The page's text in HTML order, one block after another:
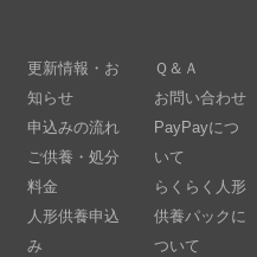
更新情報・お
知らせ
申込みの流れ
ご供養・処分
料金
人形供養申込
み
Ｑ＆Ａ
お問い合わせ
PayPayにつ
いて
らくらく人形
供養パックに
ついて